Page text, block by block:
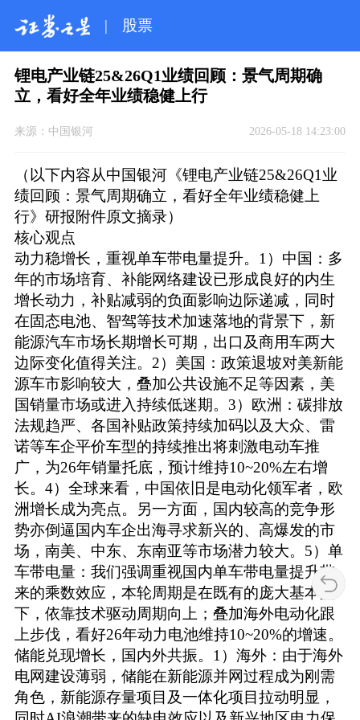
| 股票
锂电产业链25&26Q1业绩回顾：景气周期确
立，看好全年业绩稳健上行
来源： 中国银河 2026-05-18 14:23:00
（以下内容从中国银河《锂电产业链25&26Q1业
绩回顾：景气周期确立，看好全年业绩稳健上
行》研报附件原文摘录）
核心观点
动力稳增长，重视单车带电量提升。1）中国：多
年的市场培育、补能网络建设已形成良好的内生
增长动力，补贴减弱的负面影响边际递减，同时
在固态电池、智驾等技术加速落地的背景下，新
能源汽车市场长期增长可期，出口及商用车两大
边际变化值得关注。2）美国：政策退坡对美新能
源车市影响较大，叠加公共设施不足等因素，美
国销量市场或进入持续低迷期。3）欧洲：碳排放
法规趋严、各国补贴政策持续加码以及大众、雷
诺等车企平价车型的持续推出将刺激电动车推
广，为26年销量托底，预计维持10~20%左右增
长。4）全球来看，中国依旧是电动化领军者，欧
洲增长成为亮点。另一方面，国内较高的竞争形
势亦倒逼国内车企出海寻求新兴的、高爆发的市
场，南美、中东、东南亚等市场潜力较大。5）单
车带电量：我们强调重视国内单车带电量提升带
来的乘数效应，本轮周期是在既有的庞大基本盘
下，依靠技术驱动周期向上；叠加海外电动化跟
上步伐，看好26年动力电池维持10~20%的增速。
储能兑现增长，国内外共振。1）海外：由于海外
电网建设薄弱，储能在新能源并网过程成为刚需
角色，新能源存量项目及一体化项目拉动明显，